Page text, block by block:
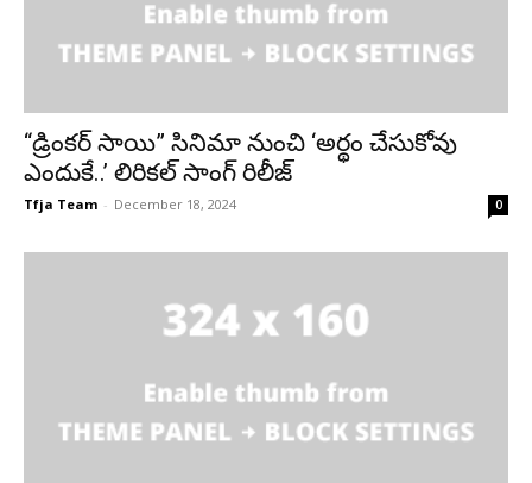
“డ్రింకర్ సాయి” సినిమా నుంచి ‘అర్థం చేసుకోవు
ఎందుకే..’ లిరికల్ సాంగ్ రిలీజ్
Tfja Team - December 18, 2024 0